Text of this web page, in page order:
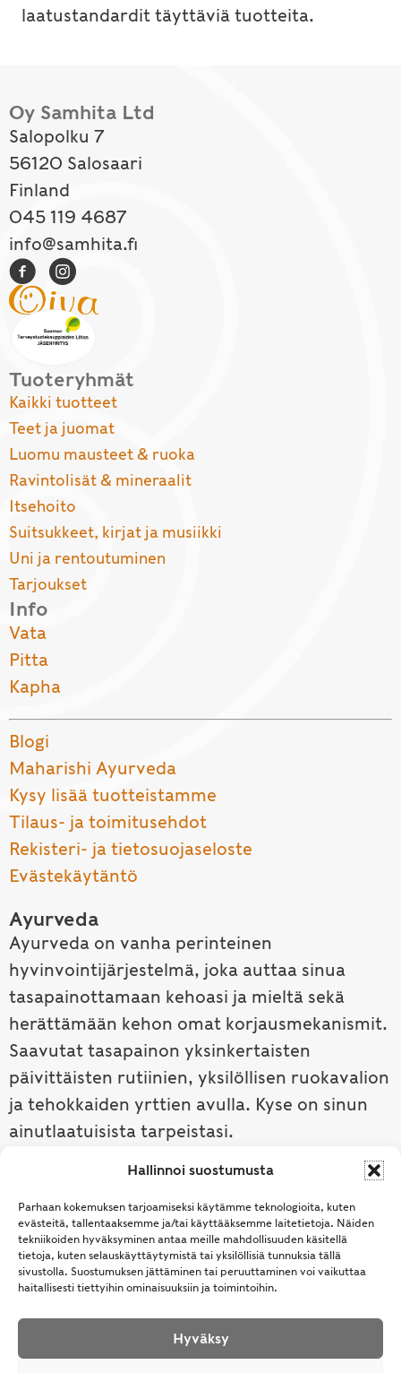
Hallinnoi suostumusta
Parhaan kokemuksen tarjoamiseksi käytämme teknologioita, kuten
evästeitä, tallentaaksemme ja/tai käyttääksemme laitetietoja. Näiden
tekniikoiden hyväksyminen antaa meille mahdollisuuden käsitellä
tietoja, kuten selauskäyttäytymistä tai yksilöllisiä tunnuksia tällä
sivustolla. Suostumuksen jättäminen tai peruuttaminen voi vaikuttaa
haitallisesti tiettyihin ominaisuuksiin ja toimintoihin.
Hyväksy
laatustandardit täyttäviä tuotteita.
Oy Samhita Ltd
Salopolku 7
56120 Salosaari
Finland
045 119 4687
info@samhita.fi
Tuoteryhmät
Kaikki tuotteet
Teet ja juomat
Luomu mausteet & ruoka
Ravintolisät & mineraalit
Itsehoito
Suitsukkeet, kirjat ja musiikki
Uni ja rentoutuminen
Tarjoukset
Info
Vata
Pitta
Kapha
Blogi
Maharishi Ayurveda
Kysy lisää tuotteistamme
Tilaus- ja toimitusehdot
Rekisteri- ja tietosuojaseloste
Evästekäytäntö
Ayurveda
Ayurveda on vanha perinteinen
hyvinvointijärjestelmä, joka auttaa sinua
tasapainottamaan kehoasi ja mieltä sekä
herättämään kehon omat korjausmekanismit.
Saavutat tasapainon yksinkertaisten
päivittäisten rutiinien, yksilöllisen ruokavalion
ja tehokkaiden yrttien avulla. Kyse on sinun
ainutlaatuisista tarpeistasi.
Tutustu ayurvedaan →
© Samhita | Ayurveda -tuotteita suomalaisille jo